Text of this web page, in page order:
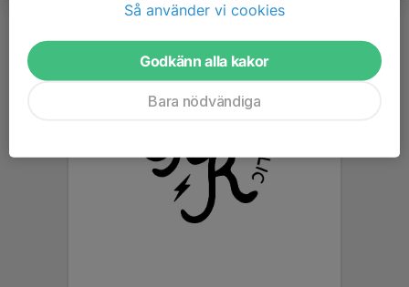
Så använder vi cookies
Godkänn alla kakor
Bara nödvändiga